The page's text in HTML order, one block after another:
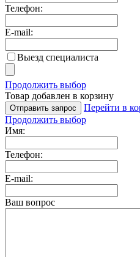
Телефон:
E-mail:
Выезд специалиста
Продолжить выбор
Товар добавлен в корзину
Отправить запрос
Перейти в
Продолжить выбор
Имя:
Телефон:
E-mail:
Ваш вопрос